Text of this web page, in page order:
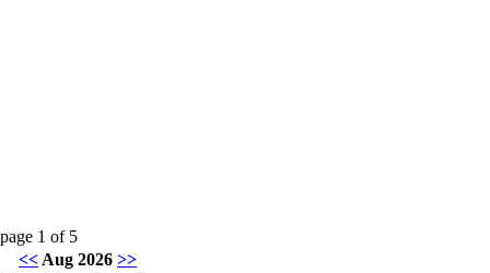
page 1 of 5
<< Aug 2026 >>